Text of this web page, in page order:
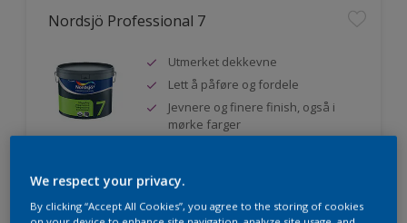
Nordsjö Professional 7
Utmerket dekkevne
Lett å påføre og fordele
Jevnere og finere finish, også i
mørke farger
Sammenligne
We respect your privacy.
By clicking “Accept All Cookies”, you agree to the storing of cookies